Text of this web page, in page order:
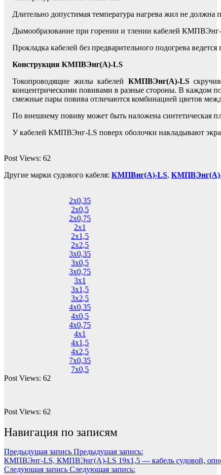
Длительно допустимая температура нагрева жил не должна
Дымообразование при горении и тлении кабелей
Прокладка кабелей без предварительного подогрева
Конструкция КМПВЭнг(А)-LS
Токопроводящие жилы кабелей КМПВЭнг(А)-LS
концентрическими повивами в разные стороны. В каждом
смежные пары повива отличаются комбинацией цветов
По внешнему повиву может быть наложена синтетическая
У кабелей КМПВЭнг-LS поверх оболочки накладывают
Post Views: 62
Другие марки судового кабеля: КМПВнг(А)-LS,
2х0,35
2х0,5
2х0,75
2х1
2х1,5
2х2,5
3х0,35
3х0,5
3х0,75
3х1
3х1,5
3х2,5
4х0,35
4х0,5
4х0,75
4х1
4х1,5
4х2,5
7х0,35
7х0,5
Post Views: 62
Post Views: 62
Навигация по записям
Предыдущая запись Предыдущая запись:
КМПВЭнг-LS, КМПВЭнг(А)-LS 19х1,5 — кабель судовой,
Следующая запись Следующая запись: